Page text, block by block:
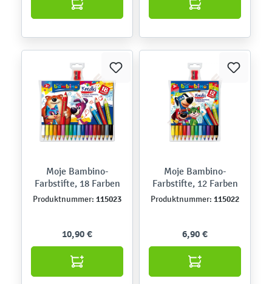
Moje Bambino-
Farbstifte, 18 Farben
Produktnummer: 115023
10,90 €
Moje Bambino-
Farbstifte, 12 Farben
Produktnummer: 115022
6,90 €